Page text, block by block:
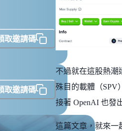
取邀請碼
取邀請碼
不過就在這股熱潮
殊目的載體（SPV
接著 OpenAI 也發
這篇文章，就來一